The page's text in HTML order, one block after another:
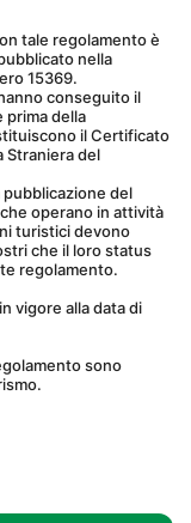
nella
15369.
prima della
il Certificato
Straniera del
operano in attività
turistici devono
che il loro status
regolamento.